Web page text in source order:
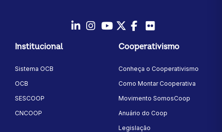
Instagram
YoutubeTwitter/X
Facebook
Institucional
Sistema OCB
OCB
SESCOOP
CNCOOP
Cooperativismo
Conheça o Cooperativismo
Como Montar Cooperativa
Movimento SomosCoop
Anuário do Coop
Legislação